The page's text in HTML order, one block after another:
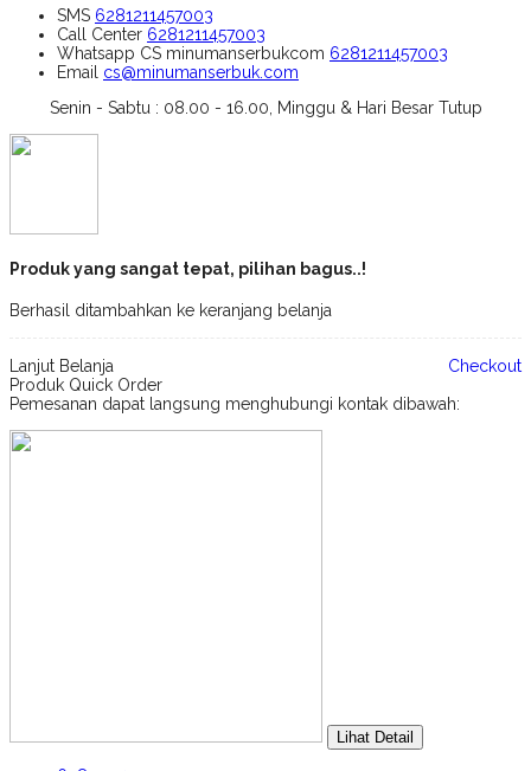
SMS 6281211457003
Call Center 6281211457003
Whatsapp CS minumanserbukcom 6281211457003
Email cs@minumanserbuk.com
Senin - Sabtu : 08.00 - 16.00, Minggu & Hari Besar Tutup
Produk yang sangat tepat, pilihan bagus..!
Berhasil ditambahkan ke keranjang belanja
Lanjut Belanja
Checkout
Produk Quick Order
Pemesanan dapat langsung menghubungi kontak dibawah:
Lihat Detail